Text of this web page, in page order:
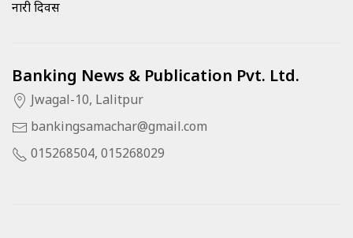
नारी दिवस
Banking News & Publication Pvt. Ltd.
Jwagal-10, Lalitpur
bankingsamachar@gmail.com
015268504, 015268029